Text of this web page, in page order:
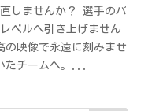
しませんか？ 選手のパ
ベルへ引き上げません
映像で永遠に刻みませ
たチームへ。...